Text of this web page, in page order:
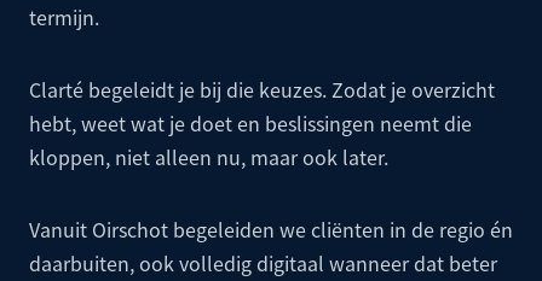
termijn.
Clarté begeleidt je bij die keuzes. Zodat je overzicht
hebt, weet wat je doet en beslissingen neemt die
kloppen, niet alleen nu, maar ook later.
Vanuit Oirschot begeleiden we cliënten in de regio én
daarbuiten, ook volledig digitaal wanneer dat beter